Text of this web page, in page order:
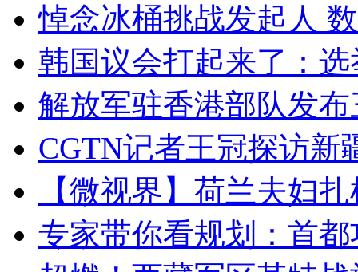
悼念冰桶挑战发起人
韩国议会打起来了：
解放军驻香港部队发
CGTN记者王冠探访新
【微视界】荷兰夫妇
专家带你看规划：首